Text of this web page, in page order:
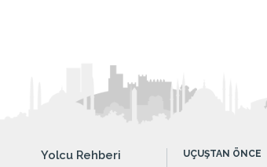
Yolcu Rehberi
UÇUŞTAN ÖNCE